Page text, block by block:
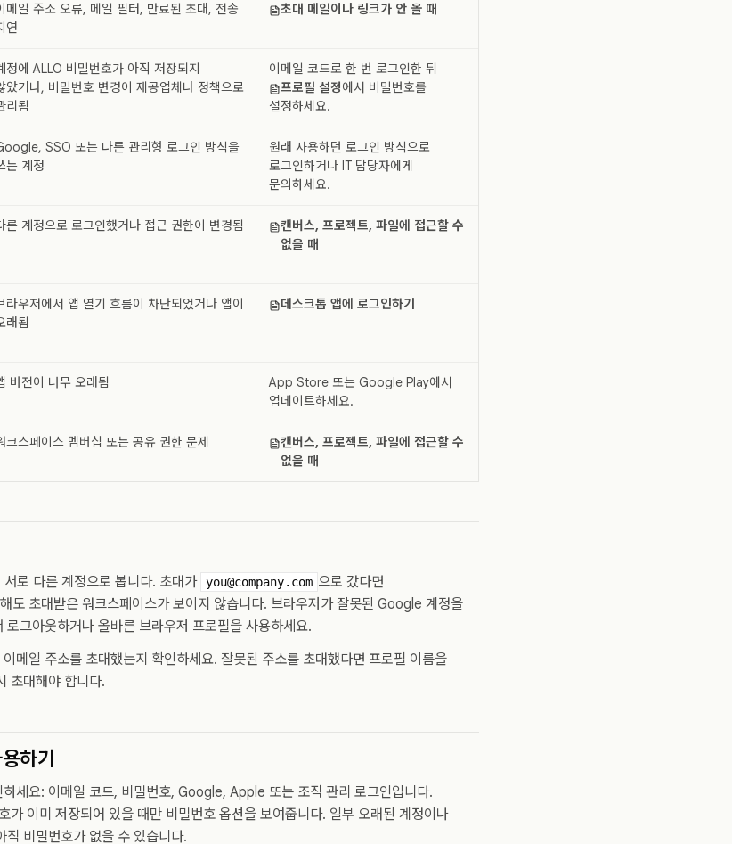
메일 주소 오류, 메일 필터, 만료된 초대, 전송
연
초대 메일이나 링크가 안 올 때
정에 ALLO 비밀번호가 아직 저장되지
았거나, 비밀번호 변경이 제공업체나 정책으로
리됨
이메일 코드로 한 번 로그인한 뒤
프로필 설정에서 비밀번호를
설정하세요.
SSO 또는 다른 관리형 로그인 방식을
는 계정
원래 사용하던 로그인 방식으로
로그인하거나 IT 담당자에게
문의하세요.
른 계정으로 로그인했거나 접근 권한이 변경됨
캔버스, 프로젝트, 파일에 접근할 수
없을 때
라우저에서 앱 열기 흐름이 차단되었거나 앱이
래됨
데스크톱 앱에 로그인하기
버전이 너무 오래됨
App Store 또는 Google Play에서
업데이트하세요.
크스페이스 멤버십 또는 공유 권한 문제
캔버스, 프로젝트, 파일에 접근할 수
없을 때
로 다른 계정으로 봅니다. 초대가 you@company.com 으로 갔다면
도 초대받은 워크스페이스가 보이지 않습니다. 브라우저가 잘못된 Google 계정을
그아웃하거나 올바른 브라우저 프로필을 사용하세요.
메일 주소를 초대했는지 확인하세요. 잘못된 주소를 초대했다면 프로필 이름을
초대해야 합니다.
하기
세요: 이메일 코드, 비밀번호, Google, Apple 또는 조직 관리 로그인입니다.
이미 저장되어 있을 때만 비밀번호 옵션을 보여줍니다. 일부 오래된 계정이나
직 비밀번호가 없을 수 있습니다.